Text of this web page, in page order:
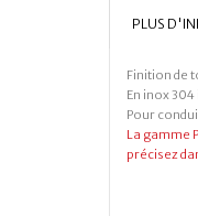
PLUS
Finition de
En inox
Pour
La gamme
précisez